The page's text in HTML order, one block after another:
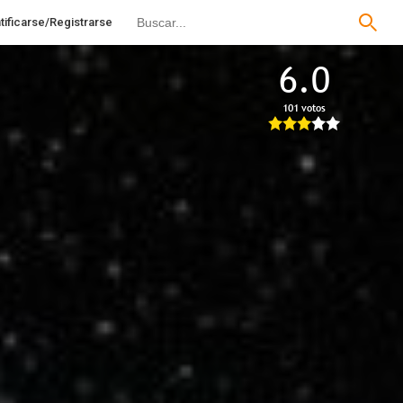
Registrarse
6.0
101 votos